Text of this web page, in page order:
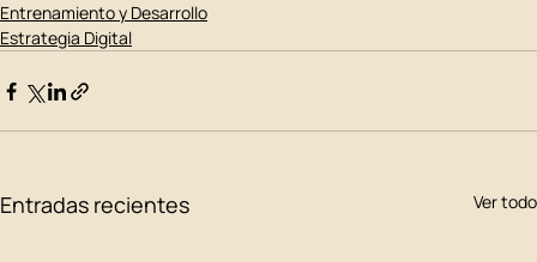
Entrenamiento y Desarrollo
Estrategia Digital
Entradas recientes Ver todo